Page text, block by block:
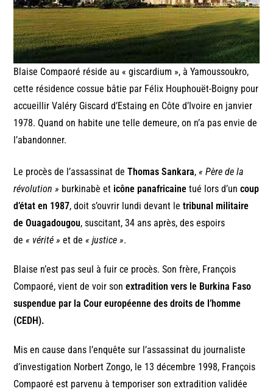
Blaise Compaoré réside au « giscardium », à Yamoussoukro,
cette résidence cossue bâtie par Félix Houphouët-Boigny pour
accueillir Valéry Giscard d’Estaing en Côte d’Ivoire en janvier
1978. Quand on habite une telle demeure, on n’a pas envie de
l’abandonner.
Le procès de l’assassinat deThomas Sankara,« Père de la
révolution » burkinabè et icône panafricaine tué lors d’uncoup
d’état en 1987, doit s’ouvrir lundi devant letribunal militaire
de Ouagadougou, suscitant, 34 ans après, des espoirs
de« vérité » et de« justice ».
Blaise n’est pas seul à fuir ce procès. Son frère, François
Compaoré, vient de voir sonextradition vers le Burkina Faso
suspendue par la Cour européenne des droits de l’homme
(CEDH).
Mis en cause dans l’enquête sur l’assassinat du journaliste
d’investigation Norbert Zongo, le 13 décembre 1998, François
Compaoré est parvenu à temporiser son extradition validée